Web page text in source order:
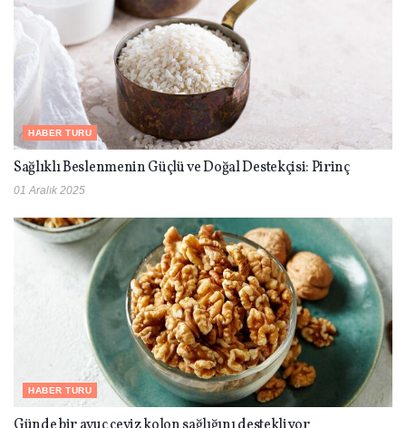
HABER TURU
Sağlıklı Beslenmenin Güçlü ve Doğal Destekçisi: Pirinç
01 Aralık 2025
HABER TURU